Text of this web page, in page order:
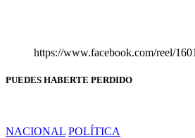
https://www.facebook.com/reel/
PUEDES HABERTE PERDIDO
NACIONAL POLÍTICA